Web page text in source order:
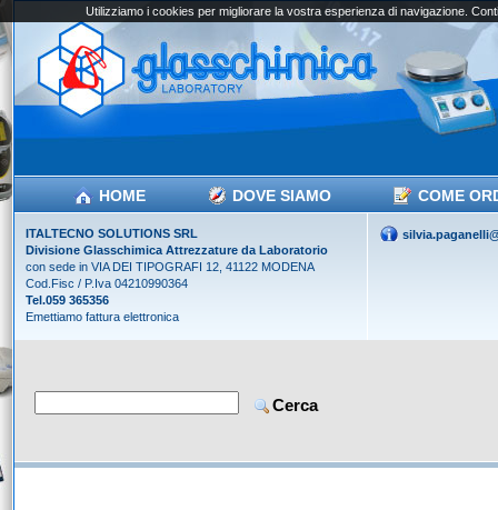
HOME DOVE SIAMO COME
ITALTECNO SOLUTIONS SRL
Divisione Glasschimica Attrezzature da Laboratorio
con sede in VIA DEI TIPOGRAFI 12, 41122 MODENA
Cod.Fisc / P.Iva 04210990364
Tel.059 365356
Emettiamo fattura elettronica
Utilizziamo i cookies per migliorare la vostra esperienza di navigazione.